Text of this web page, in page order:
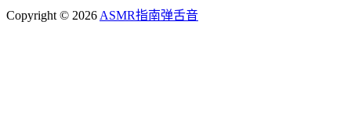
Copyright © 2026 ASMR指南弹舌音